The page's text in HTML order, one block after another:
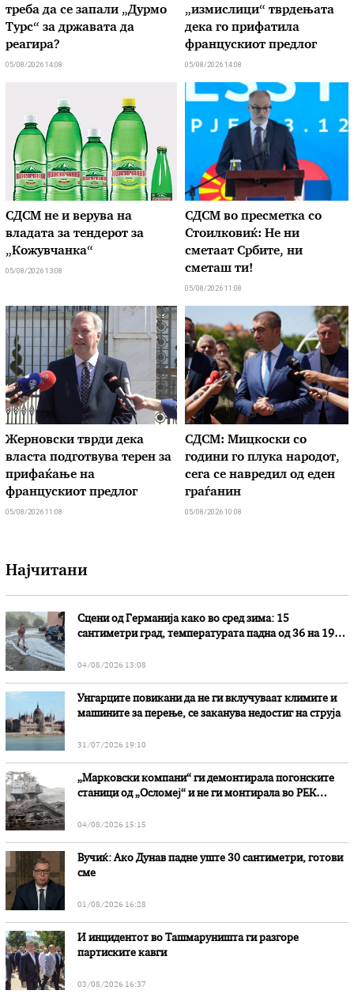
треба да се запали „Дурмо
Турс“ за државата да
реагира?
05/08/2026 14:08
„измислици“ тврдењата
дека го прифатила
францускиот предлог
05/08/2026 14:08
СДСМ не и верува на
владата за тендерот за
„Кожувчанка“
05/08/2026 13:08
СДСМ во пресметка со
Стоилковиќ: Не ни
сметаат Србите, ни
сметаш ти!
05/08/2026 11:08
Жерновски тврди дека
власта подготвува терен за
прифаќање на
францускиот предлог
05/08/2026 11:08
СДСМ: Мицкоски со
години го плука народот,
сега се навредил од еден
граѓанин
05/08/2026 10:08
Најчитани
Сцени од Германија како во сред зима: 15
сантиметри град, температурата падна од 36 на 19
04/08/2026 13:08
Унгарците повикани да не ги вклучуваат климите и
машините за перење, се заканува недостиг на струја
31/07/2026 19:10
„Марковски компани“ ги демонтирала погонските
станици од „Осломеј“ и не ги монтирала во РЕК
04/08/2026 15:15
Вучиќ: Ако Дунав падне уште 30 сантиметри, готови
сме
01/08/2026 16:28
И инцидентот во Ташмаруништa ги разгоре
партиските кавги
03/08/2026 16:37